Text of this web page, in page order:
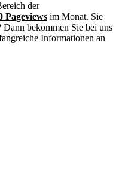
der
Pageviews im Monat. Sie
bekommen Sie bei uns
Informationen an